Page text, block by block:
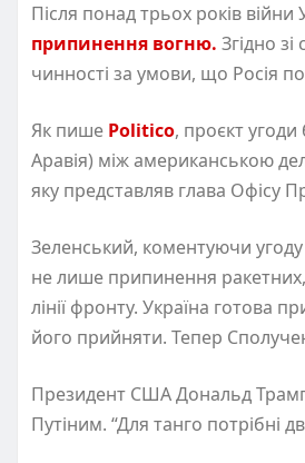
Після понад трьох років
припинення вогню. Згідно
чинності за умови, що Росія
Як пише Politico, проєкт
Аравія) між американською
яку представляв глава Офісу
Зеленський, коментуючи
не лише припинення
лінії фронту. Україна готова
його прийняти. Тепер
Президент США Дональд
Путіним. “Для танго потрібні